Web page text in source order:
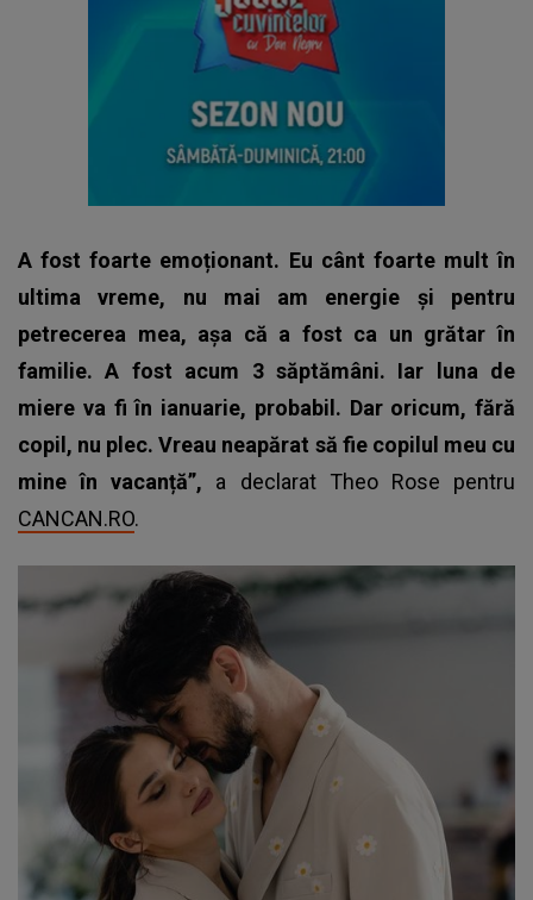
A fost foarte emoționant. Eu cânt foarte mult în
ultima vreme, nu mai am energie și pentru
petrecerea mea, așa că a fost ca un grătar în
familie. A fost acum 3 săptămâni. Iar luna de
miere va fi în ianuarie, probabil. Dar oricum, fără
copil, nu plec. Vreau neapărat să fie copilul meu cu
mine în vacanță”, a declarat Theo Rose pentru
CANCAN.RO.